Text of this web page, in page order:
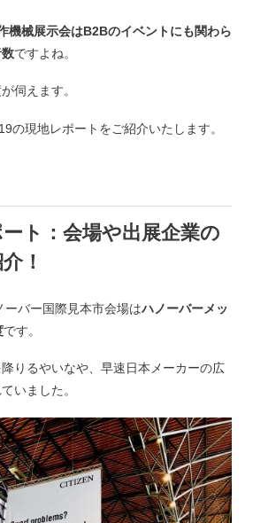
機械展示会はB2Bのイベントにも関わら
ですよね。
伺えます。
の現地レポートをご紹介いたします。
ト：会場や出展企業の
！
ーバー国際見本市会場はハノーバーメッ
です。
りるやいなや、早速日本メーカーの広
いました。